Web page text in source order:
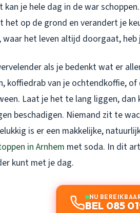
kan je hele dag in de war
het op de grond en verandert je
waar het leven altijd doorgaat,
als je bedenkt wat er
koffiedrab van je ochtendkoffie,
Laat je het te lang liggen, dan
beschadigen. Niemand zit te
is er een makkelijke,
in Arnhem met soda. In dit
kunt met je dag.
NU
BEL 085